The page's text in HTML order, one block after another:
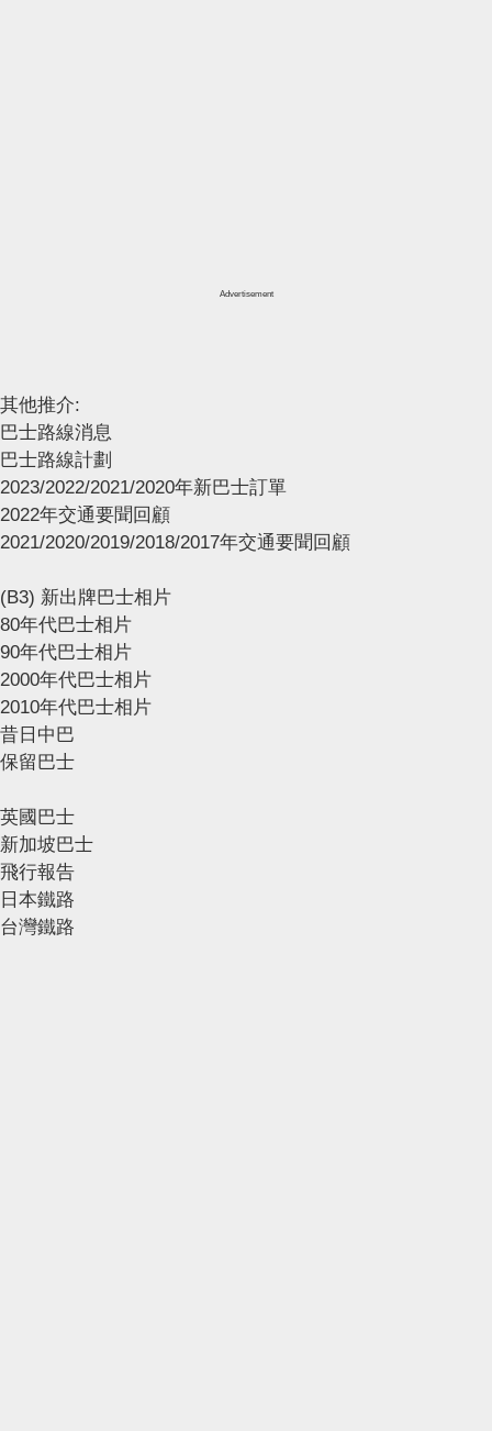
Advertisement
其他推介:
巴士路線消息
巴士路線計劃
2023/2022/2021/2020年新巴士訂單
2022年交通要聞回顧
2021/2020/2019/2018/2017年交通要聞回顧
(B3) 新出牌巴士相片
80年代巴士相片
90年代巴士相片
2000年代巴士相片
2010年代巴士相片
昔日中巴
保留巴士
英國巴士
新加坡巴士
飛行報告
日本鐵路
台灣鐵路